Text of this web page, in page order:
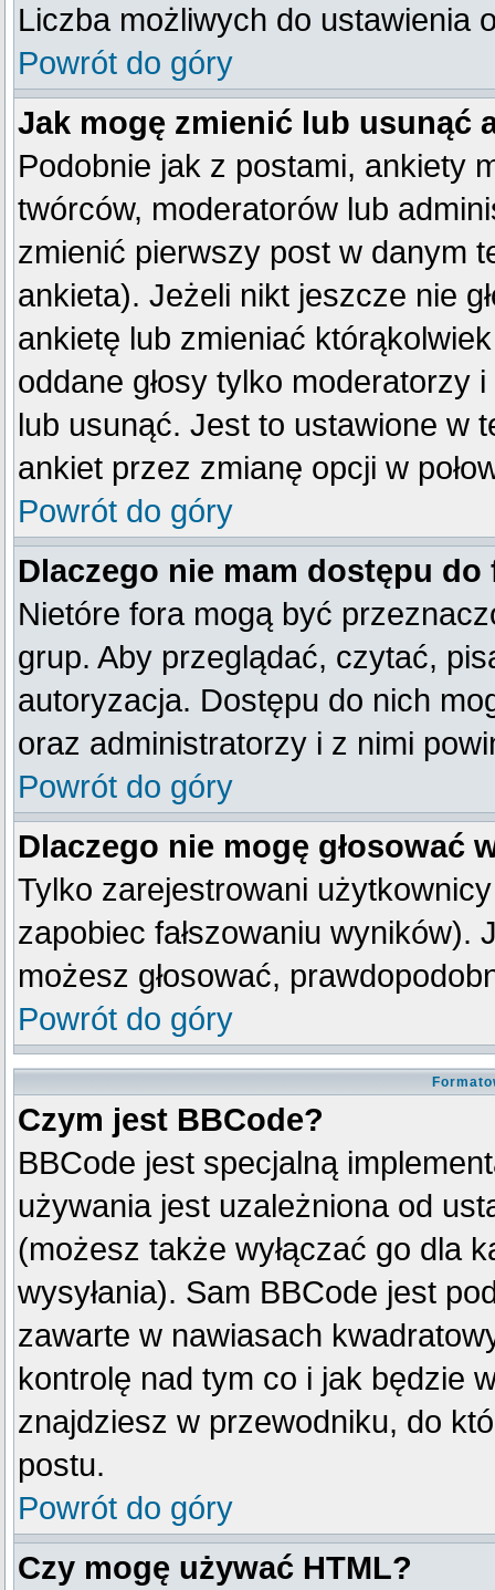
Liczba możliwych do ustawienia
Powrót do góry
Jak mogę zmienić lub usunąć
Podobnie jak z postami, ankiety
twórców, moderatorów lub
zmienić pierwszy post w danym
ankieta). Jeżeli nikt jeszcze nie
ankietę lub zmieniać
oddane głosy tylko moderatorzy
lub usunąć. Jest to ustawione w
ankiet przez zmianę opcji w
Powrót do góry
Dlaczego nie mam dostępu do
Nietóre fora mogą być
grup. Aby przeglądać, czytać,
autoryzacja. Dostępu do nich
oraz administratorzy i z nimi
Powrót do góry
Dlaczego nie mogę głosować
Tylko zarejestrowani
zapobiec fałszowaniu wyników).
możesz głosować,
Powrót do góry
Czym jest BBCode?
BBCode jest specjalną
używania jest uzależniona od
(możesz także wyłączać go dla
wysyłania). Sam BBCode jest
zawarte w nawiasach
kontrolę nad tym co i jak będzie
znajdziesz w przewodniku, do
postu.
Powrót do góry
Czy mogę używać HTML?